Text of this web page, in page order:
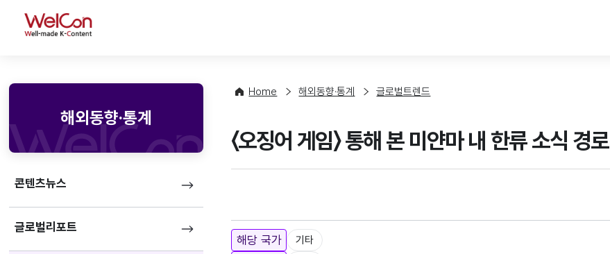
WelCon
해외동향·통계
콘텐츠뉴스
글로벌리포트
Home 해외동향·통계 글로벌트렌드
〈오징어 게임〉 통해 본 미얀마 내 한류 소식 경로
해당 국가 기타